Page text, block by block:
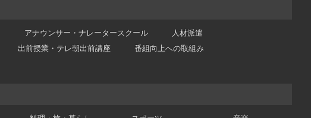
アナウンサー・ナレータースクール
人材派遣
出前授業・テレ朝出前講座
番組向上への取組み